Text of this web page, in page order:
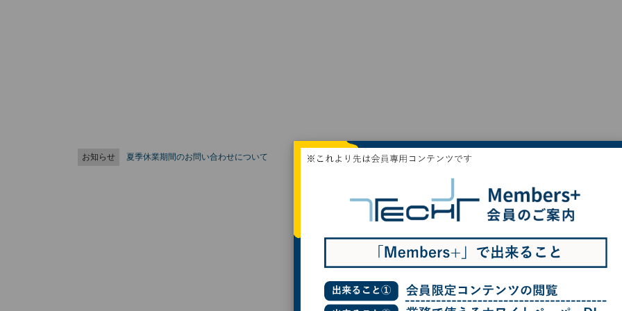
お知らせ 夏季休業期間のお問い合わせについて